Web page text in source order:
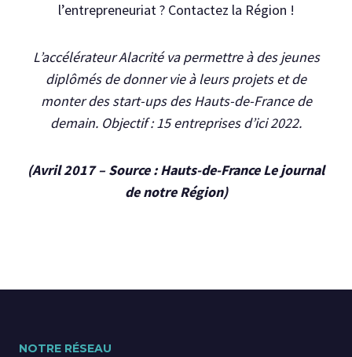
l’entrepreneuriat ? Contactez la Région !
L’accélérateur Alacrité va permettre à des jeunes
diplômés de donner vie à leurs projets et de
monter des start-ups des Hauts-de-France de
demain. Objectif : 15 entreprises d’ici 2022.
(Avril 2017 – Source : Hauts-de-France Le journal
de notre Région)
NOTRE RÉSEAU